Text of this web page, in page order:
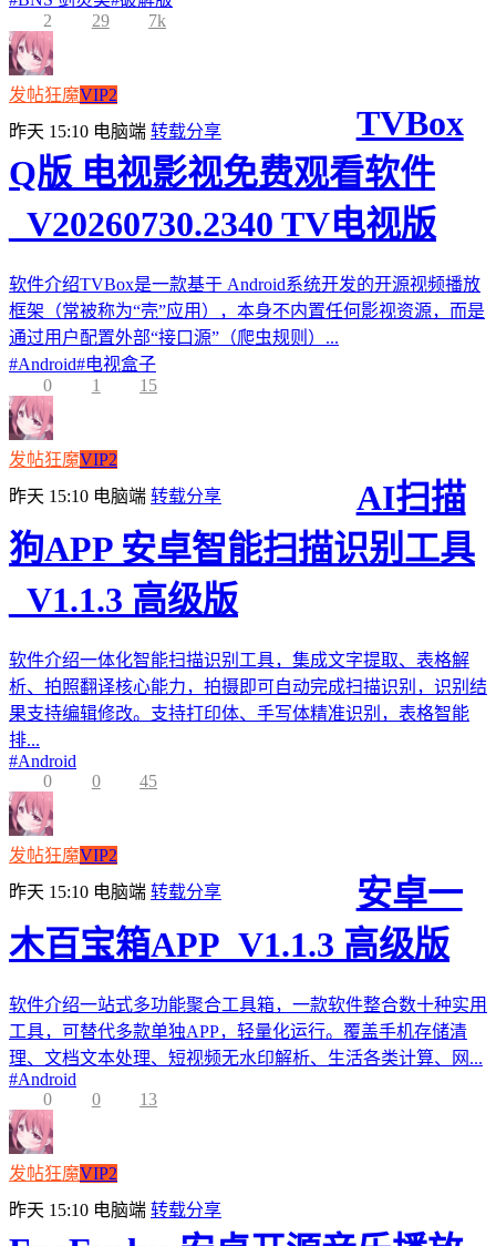
2
29 7k
发帖狂魔VIP2
昨天 15:10 电脑端 转载分享
TVBox
Q版 电视影视免费观看软件
_V20260730.2340 TV电视版
软件介绍TVBox是一款基于 Android系统开发的开源视频播放
框架（常被称为“壳”应用），本身不内置任何影视资源，而是
通过用户配置外部“接口源”（爬虫规则）...
#Android#电视盒子
0
1 15
发帖狂魔VIP2
昨天 15:10 电脑端 转载分享
AI扫描
狗APP 安卓智能扫描识别工具
_V1.1.3 高级版
软件介绍一体化智能扫描识别工具，集成文字提取、表格解
析、拍照翻译核心能力，拍摄即可自动完成扫描识别，识别结
果支持编辑修改。支持打印体、手写体精准识别，表格智能
排...
#Android
0
0 45
发帖狂魔VIP2
昨天 15:10 电脑端 转载分享
安卓一
木百宝箱APP_V1.1.3 高级版
软件介绍一站式多功能聚合工具箱，一款软件整合数十种实用
工具，可替代多款单独APP，轻量化运行。覆盖手机存储清
理、文档文本处理、短视频无水印解析、生活各类计算、网...
#Android
0
0 13
发帖狂魔VIP2
昨天 15:10 电脑端 转载分享